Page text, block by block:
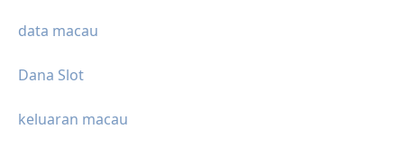
data macau
Dana Slot
keluaran macau